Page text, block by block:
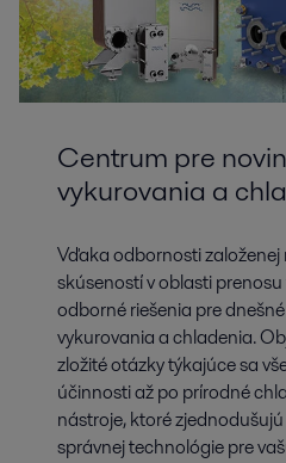
Centrum pre
vykurovania a
Vďaka odbornosti
skúseností v oblasti
odborné riešenia pre
vykurovania a chladenia.
zložité otázky týkajúce sa
účinnosti až po prírodné
nástroje, ktoré
správnej technológie pre